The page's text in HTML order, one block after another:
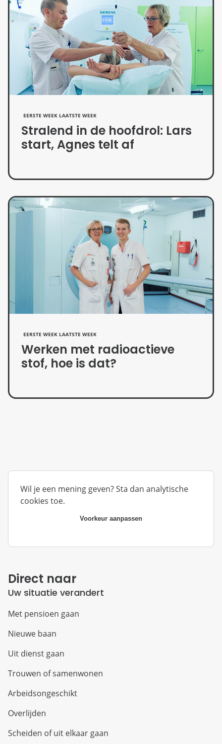
EERSTE WEEK LAATSTE WEEK
Stralend in de hoofdrol: Lars
start, Agnes telt af
EERSTE WEEK LAATSTE WEEK
Werken met radioactieve
stof, hoe is dat?
Wil je een mening geven? Sta dan analytische
cookies toe.
Voorkeur aanpassen
Direct naar
Uw situatie verandert
Met pensioen gaan
Nieuwe baan
Uit dienst gaan
Trouwen of samenwonen
Arbeidsongeschikt
Overlijden
Scheiden of uit elkaar gaan